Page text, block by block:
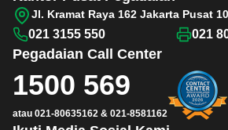
Pegadaian Call Center
1500 569
atau 021-80635162 & 021-8581162
Jl. Kramat Raya 162 Jakarta Pusat
021 3155 550 021